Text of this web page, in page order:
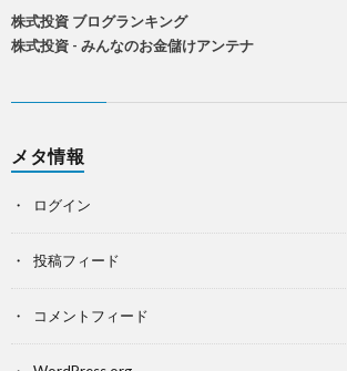
株式投資 ブログランキング
株式投資 - みんなのお金儲けアンテナ
メタ情報
ログイン
投稿フィード
コメントフィード